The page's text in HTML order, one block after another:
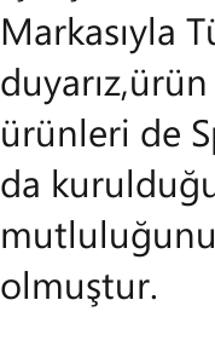
Markasıyla
ürünleri de
da
mutluluğunu
olmuştur.